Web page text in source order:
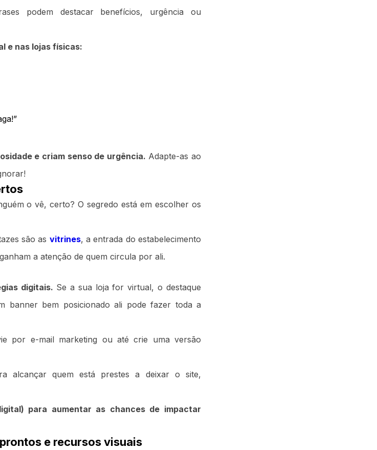
podem destacar benefícios, urgência ou
e nas lojas físicas:
e criam senso de urgência. Adapte-as ao
o vê, certo? O segredo está em escolher os
são as vitrines, a entrada do estabelecimento
a atenção de quem circula por ali.
digitais. Se a sua loja for virtual, o destaque
banner bem posicionado ali pode fazer toda a
por e-mail marketing ou até crie uma versão
alcançar quem está prestes a deixar o site,
para aumentar as chances de impactar
e recursos visuais